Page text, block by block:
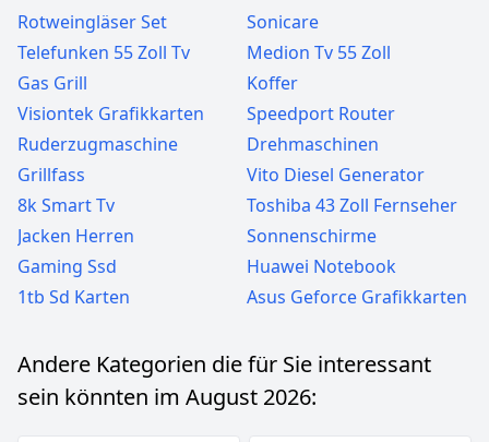
Rotweingläser Set
Sonicare
Telefunken 55 Zoll Tv
Medion Tv 55 Zoll
Gas Grill
Koffer
Visiontek Grafikkarten
Speedport Router
Ruderzugmaschine
Drehmaschinen
Grillfass
Vito Diesel Generator
8k Smart Tv
Toshiba 43 Zoll Fernseher
Jacken Herren
Sonnenschirme
Gaming Ssd
Huawei Notebook
1tb Sd Karten
Asus Geforce Grafikkarten
Andere Kategorien die für Sie interessant
sein könnten im August 2026: